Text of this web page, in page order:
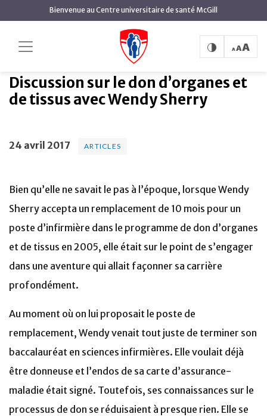
principal
Bienvenue au Centre universitaire de santé McGill
Articles
Discussion sur le don
d’organes et de tissus avec Wendy Sherry
Discussion sur le don d’organes et
de tissus avec Wendy Sherry
24 avril 2017 ARTICLES
Bien qu’elle ne savait le pas à l’époque, lorsque Wendy
Sherry accepta un remplacement de 10 mois pour un
poste d’infirmière dans le programme de don d’organes
et de tissus en 2005, elle était sur le point de s’engager
dans une aventure qui allait façonner sa carrière
profondément.
Au moment où on lui proposait le poste de
remplacement, Wendy venait tout juste de terminer son
baccalauréat en sciences infirmières. Elle voulait déjà
être donneuse et l’endos de sa carte d’assurance-
maladie était signé. Toutefois, ses connaissances sur le
processus de don se réduisaient à presque rien. Elle se